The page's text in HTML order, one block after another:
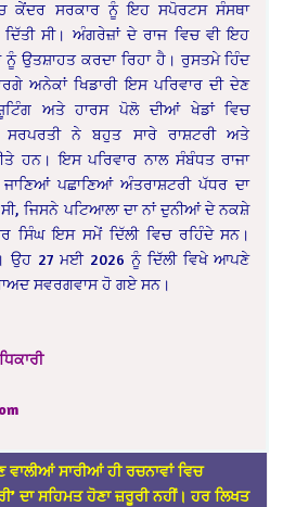
ਕੇਂਦਰ ਸਰਕਾਰ ਨੂੰ ਇਹ ਸਪੋਰਟਸ ਸੰਸਥਾ
ਸੀ। ਅੰਗਰੇਜ਼ਾਂ ਦੇ ਰਾਜ ਵਿਚ ਵੀ ਇਹ
ਨੂੰ ਉਤਸ਼ਾਹਤ ਕਰਦਾ ਰਿਹਾ ਹੈ। ਰੁਸਤਮੇ ਹਿੰਦ
ਅਨੇਕਾਂ ਖਿਡਾਰੀ ਇਸ ਪਰਿਵਾਰ ਦੀ ਦੇਣ
ਅਤੇ ਹਾਰਸ ਪੋਲੋ ਦੀਆਂ ਖੇਡਾਂ ਵਿਚ
ਸਰਪਰਤੀ ਨੇ ਬਹੁਤ ਸਾਰੇ ਰਾਸ਼ਟਰੀ ਅਤੇ
ਹਨ। ਇਸ ਪਰਿਵਾਰ ਨਾਲ ਸੰਬੰਧਤ ਰਾਜਾ
ਪਛਾਣਿਆਂ ਅੰਤਰਾਸ਼ਟਰੀ ਪੱਧਰ ਦਾ
ਸੀ, ਜਿਸਨੇ ਪਟਿਆਲਾ ਦਾ ਨਾਂ ਦੁਨੀਆਂ ਦੇ ਨਕਸ਼ੇ
ਸਿੰਘ ਇਸ ਸਮੇਂ ਦਿੱਲੀ ਵਿਚ ਰਹਿੰਦੇ ਸਨ।
ਉਹ 27 ਮਈ 2026 ਨੂੰ ਦਿੱਲੀ ਵਿਖੇ ਆਪਣੇ
ਸਵਰਗਵਾਸ ਹੋ ਗਏ ਸਨ।
ਵਾਲੀਆਂ ਸਾਰੀਆਂ ਹੀ ਰਚਨਾਵਾਂ ਵਿਚ
ਦਾ ਸਹਿਮਤ ਹੋਣਾ ਜ਼ਰੂਰੀ ਨਹੀਂ। ਹਰ ਲਿਖਤ